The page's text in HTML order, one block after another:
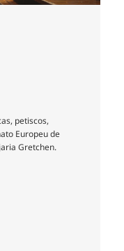
Descubra a moderna área
Wilhelmstein - perfeita para
Desfrute de noites